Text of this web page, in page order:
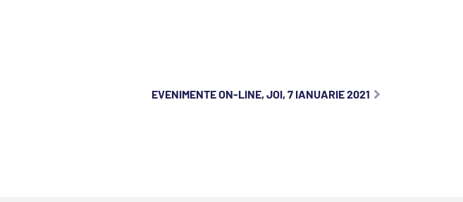
EVENIMENTE ON-LINE, JOI, 7 IANUARIE 2021